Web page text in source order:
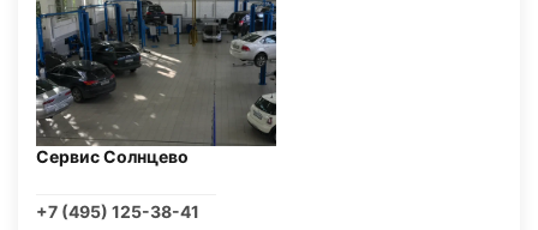
Сервис Солнцево
+7 (495) 125-38-41